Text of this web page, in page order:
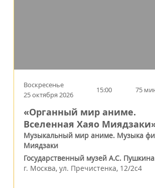
Воскресенье
25 октября 2026
15:00 75
«Органный мир аниме.
Вселенная Хаяо
Музыкальный мир аниме. Музыка
Миядзаки
Государственный музей А.С. Пушкина
г. Москва, ул. Пречистенка, 12/2c4